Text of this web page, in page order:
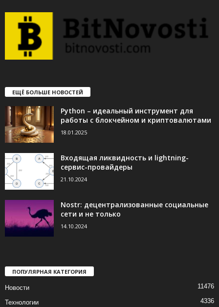
ЕЩЁ БОЛЬШЕ НОВОСТЕЙ
Python – идеальный инструмент для
работы с блокчейном и криптовалютами
18.01.2025
Входящая ликвидность и lightning-
сервис-провайдеры
21.10.2024
Nostr: децентрализованные социальные
сети и не только
14.10.2024
ПОПУЛЯРНАЯ КАТЕГОРИЯ
Новости 11476
Технологии 4336